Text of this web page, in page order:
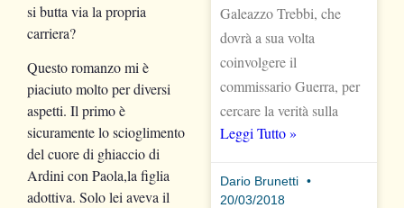
si butta via la propria
carriera?
Questo romanzo mi è
piaciuto molto per diversi
aspetti. Il primo è
sicuramente lo scioglimento
del cuore di ghiaccio di
Ardini con Paola,la figlia
adottiva. Solo lei aveva il
Galeazzo Trebbi, che
dovrà a sua volta
coinvolgere il
commissario Guerra, per
cercare la verità sulla
Leggi Tutto »
Dario Brunetti
20/03/2018